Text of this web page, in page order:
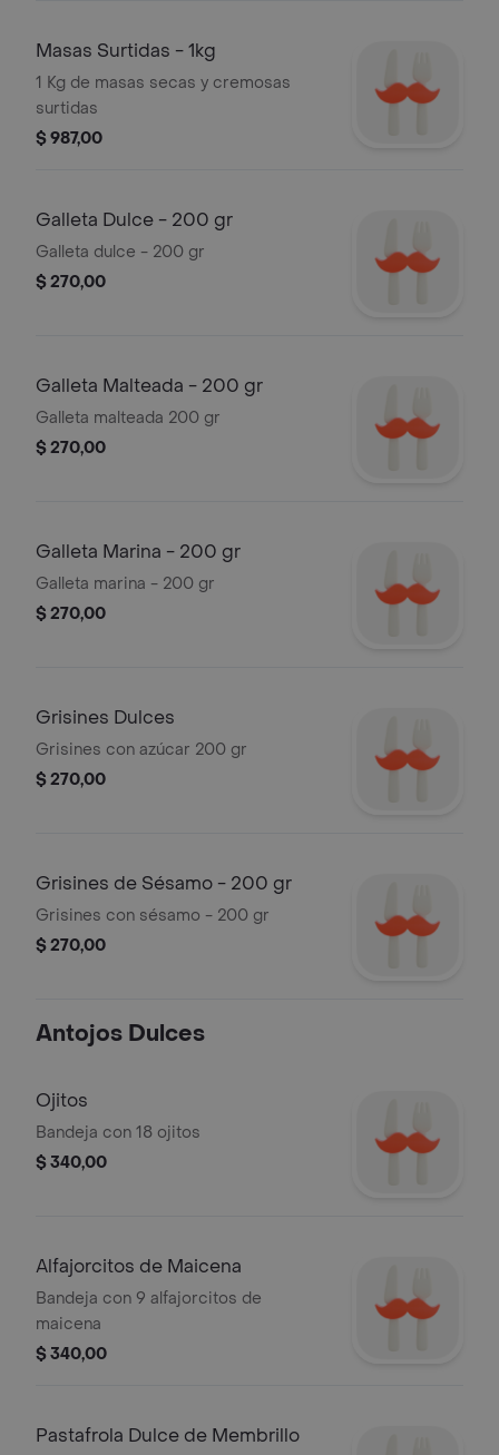
Masas Surtidas - 1kg
1 Kg de masas secas y cremosas
surtidas
$ 987,00
Galleta Dulce - 200 gr
Galleta dulce - 200 gr
$ 270,00
Galleta Malteada - 200 gr
Galleta malteada 200 gr
$ 270,00
Galleta Marina - 200 gr
Galleta marina - 200 gr
$ 270,00
Grisines Dulces
Grisines con azúcar 200 gr
$ 270,00
Grisines de Sésamo - 200 gr
Grisines con sésamo - 200 gr
$ 270,00
Antojos Dulces
Ojitos
Bandeja con 18 ojitos
$ 340,00
Alfajorcitos de Maicena
Bandeja con 9 alfajorcitos de
maicena
$ 340,00
Pastafrola Dulce de Membrillo